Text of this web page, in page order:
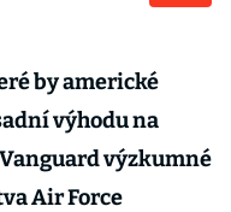
by americké
výhodu na
výzkumné
Air Force